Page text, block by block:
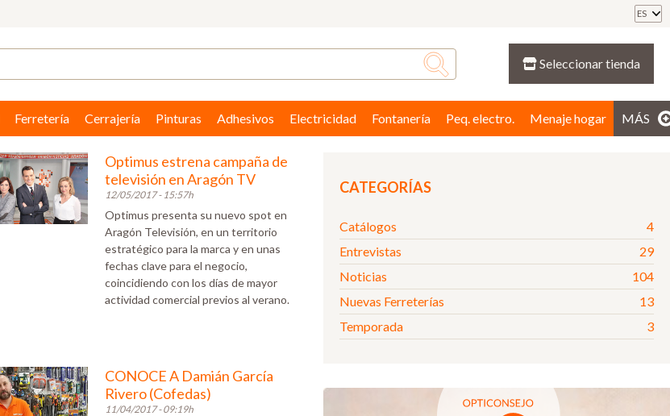
ES
Seleccionar tienda
Ferretería Cerrajería Pinturas Adhesivos Electricidad Fontanería Peq. electro. Menaje hogar MÁS
Optimus estrena campaña de
televisión en Aragón TV
12/05/2017 - 15:57h
Optimus presenta su nuevo spot en
Aragón Televisión, en un territorio
estratégico para la marca y en unas
fechas clave para el negocio,
coincidiendo con los días de mayor
actividad comercial previos al verano.
CONOCE A Damián García
Rivero (Cofedas)
11/04/2017 - 09:19h
CATEGORÍAS
Catálogos
4
Entrevistas
29
Noticias
104
Nuevas Ferreterías
13
Temporada
3